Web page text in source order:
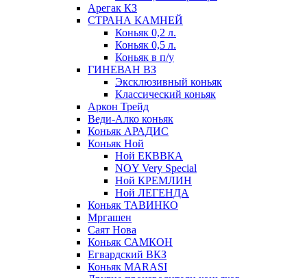
Арегак КЗ
СТРАНА КАМНЕЙ
Коньяк 0,2 л.
Коньяк 0,5 л.
Коньяк в п/у
ГИНЕВАН ВЗ
Эксклюзивный коньяк
Классический коньяк
Аркон Трейд
Веди-Алко коньяк
Коньяк АРАДИС
Коньяк Ной
Ной ЕКВВКА
NOY Very Special
Ной КРЕМЛИН
Ной ЛЕГЕНДА
Коньяк ТАВИНКО
Мргашен
Саят Нова
Коньяк САМКОН
Егвардский ВКЗ
Коньяк MARASI